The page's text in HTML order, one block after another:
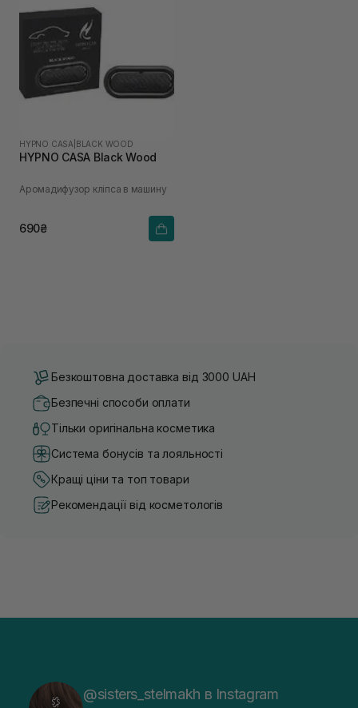
HYPNO CASA BLACK WOOD
HYPNO CASA Black Wood
Аромадифузор кліпса в машину
690₴
Безкоштовна доставка від 3000 UAH
Безпечні способи оплати
Тільки оригінальна косметика
Система бонусів та лояльності
Кращі ціни та топ товари
Рекомендації від косметологів
@sisters_stelmakh в Instagram